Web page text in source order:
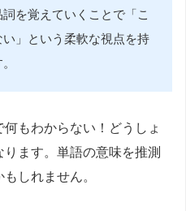
を覚えていくことで「こ
」という柔軟な視点を持
もわからない！どうしょ
ます。単語の意味を推測
しれません。